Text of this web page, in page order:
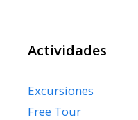
Actividades
Excursiones
Free Tour